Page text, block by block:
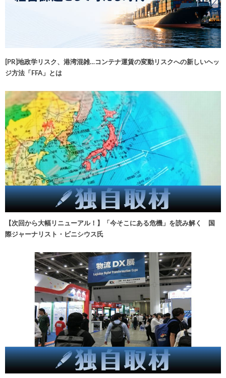
[PR]地政学リスク、港湾混雑…コンテナ運賃の変動リスクへの新しいヘッ
ジ方法「FFA」とは
【次回から大幅リニューアル！】「今そこにある危機」を読み解く 国
際ジャーナリスト・ビニシウス氏